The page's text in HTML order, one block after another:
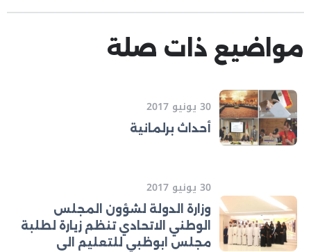
مواضيع ذات صلة
30 يونيو 2017
أحداث برلمانية
30 يونيو 2017
وزارة الدولة لشؤون المجلس
الوطني الاتحادي تنظم زيارة لطلبة
مجلس ابوظبي للتعليم الى